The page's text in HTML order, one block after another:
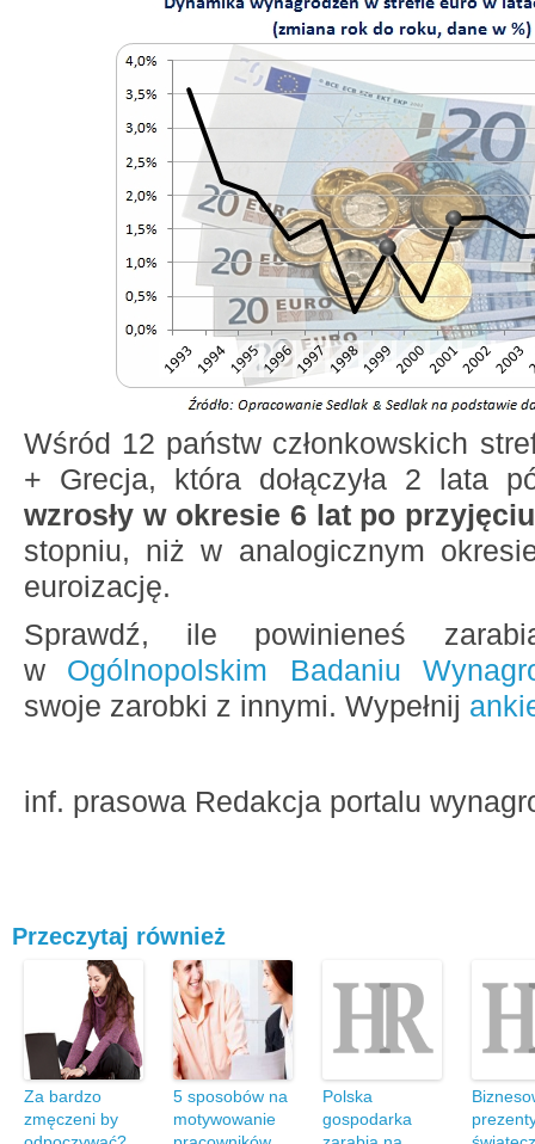
Wśród 12 państw członkowskich
+ Grecja, która dołączyła 2 lata
wzrosły w okresie 6 lat po
stopniu, niż w analogicznym
euroizację.
Sprawdź, ile powinieneś
w Ogólnopolskim Badaniu
swoje zarobki z innymi. Wypełnij
inf. prasowa Redakcja portalu
Przeczytaj również
Za bardzo
zmęczeni by
5 sposobów na
motywowanie
Polska
gospodarka